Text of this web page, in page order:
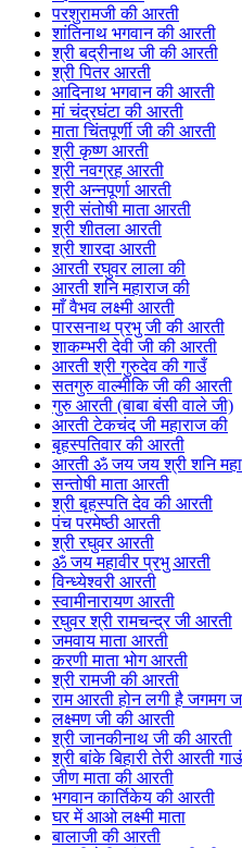
परशुरामजी की आरती
शांतिनाथ भगवान की आरती
श्री बद्रीनाथ जी की आरती
श्री पितर आरती
आदिनाथ भगवान की आरती
मां चंद्रघंटा की आरती
माता चिंतपूर्णी जी की आरती
श्री कृष्ण आरती
श्री नवग्रह आरती
श्री अन्नपूर्णा आरती
श्री संतोषी माता आरती
श्री शीतला आरती
श्री शारदा आरती
आरती रघुवर लाला की
आरती शनि महाराज की
माँ वैभव लक्ष्मी आरती
पारसनाथ प्रभु जी की आरती
शाकम्भरी देवी जी की आरती
आरती श्री गुरुदेव की गाउँ
सतगुरु वाल्मीकि जी की आरती
गुरु आरती (बाबा बंसी वाले जी)
आरती टेकचंद जी महाराज की
बृहस्पतिवार की आरती
आरती ॐ जय जय श्री शनि
सन्तोषी माता आरती
श्री बृहस्पति देव की आरती
पंच परमेष्ठी आरती
श्री रघुवर आरती
ॐ जय महावीर प्रभु आरती
विन्ध्येश्वरी आरती
स्वामीनारायण आरती
रघुवर श्री रामचन्द्र जी आरती
जमवाय माता आरती
करणी माता भोग आरती
श्री रामजी की आरती
राम आरती होन लगी है जगमग
लक्ष्मण जी की आरती
श्री जानकीनाथ जी की आरती
श्री बांके बिहारी तेरी आरती
जीण माता की आरती
भगवान कार्तिकेय की आरती
घर में आओ लक्ष्मी माता
बालाजी की आरती